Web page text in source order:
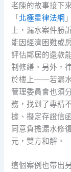
老陳的故事接下
「 北極星律法網
上，漏水案件勝
能因經濟困難或
評估鄰居的還款
制修繕。另外，
於樓上——若漏水
管理委員會也須
務，找到了專精
據、擬定存證信
同意負擔漏水修
元，雙方和解。
這個案例也帶出